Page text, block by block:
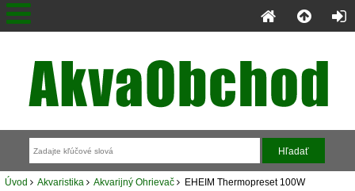
Úvod Akvaristika Akvarijný Ohrievač EHEIM Thermopreset 100W